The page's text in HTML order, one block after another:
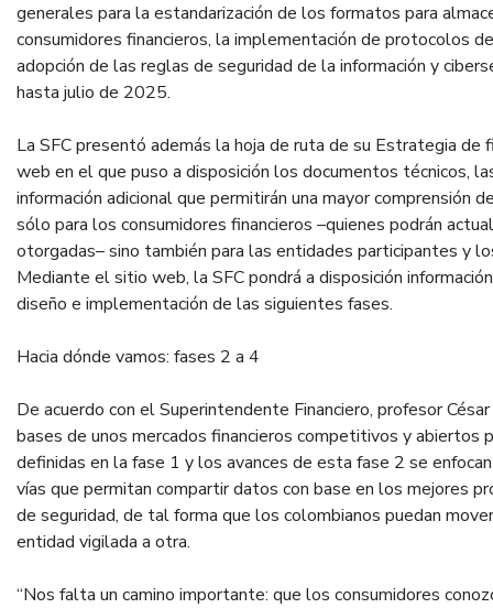
generales para la estandarización de los formatos para
consumidores financieros, la implementación de protocolos
adopción de las reglas de seguridad de la información y
hasta julio de 2025.
La SFC presentó además la hoja de ruta de su Estrategia
web en el que puso a disposición los documentos técnicos,
información adicional que permitirán una mayor comprensión
sólo para los consumidores financieros –quienes podrán
otorgadas– sino también para las entidades participantes y
Mediante el sitio web, la SFC pondrá a disposición
diseño e implementación de las siguientes fases.
Hacia dónde vamos: fases 2 a 4
De acuerdo con el Superintendente Financiero, profesor
bases de unos mercados financieros competitivos y abiertos
definidas en la fase 1 y los avances de esta fase 2 se
vías que permitan compartir datos con base en los mejores
de seguridad, de tal forma que los colombianos puedan
entidad vigilada a otra.
“Nos falta un camino importante: que los consumidores